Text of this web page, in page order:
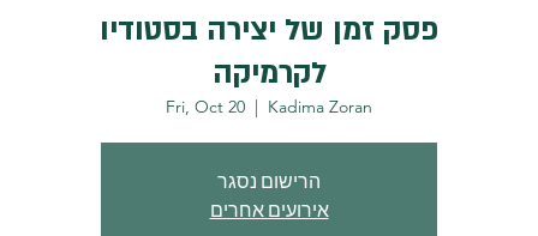
פסק זמן של יצירה בסטודיו
לקרמיקה
Fri, Oct 20
  |
Kadima Zoran
הרישום נסגר
אירועים אחרים